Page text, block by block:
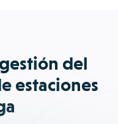
del
estaciones